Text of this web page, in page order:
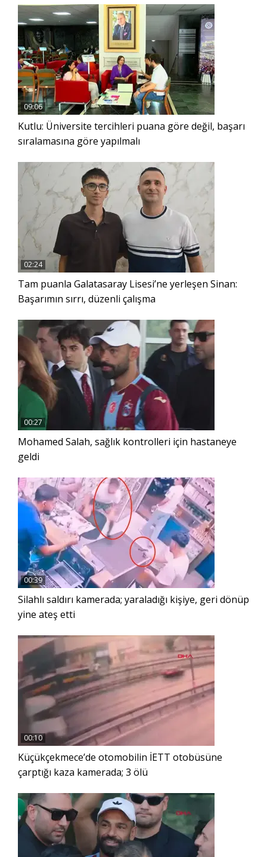
09:06
Kutlu: Üniversite tercihleri puana göre değil, başarı
sıralamasına göre yapılmalı
02:24
Tam puanla Galatasaray Lisesi’ne yerleşen Sinan:
Başarımın sırrı, düzenli çalışma
00:27
Mohamed Salah, sağlık kontrolleri için hastaneye
geldi
00:39
Silahlı saldırı kamerada; yaraladığı kişiye, geri dönüp
yine ateş etti
00:10
Küçükçekmece’de otomobilin İETT otobüsüne
çarptığı kaza kamerada; 3 ölü